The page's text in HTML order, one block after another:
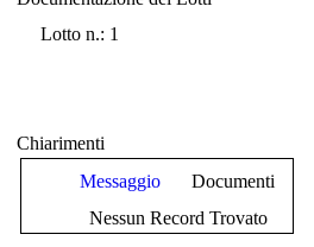
Lotto n.: 1
Chiarimenti
Messaggio
Documenti
Nessun Record Trovato